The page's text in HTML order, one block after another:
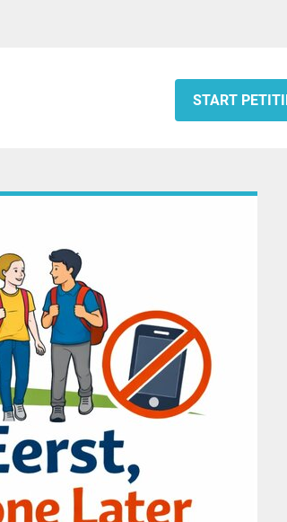
START